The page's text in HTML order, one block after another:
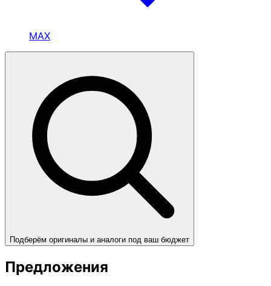
MAX
Подберём оригиналы и аналоги под ваш бюджет
Предложения